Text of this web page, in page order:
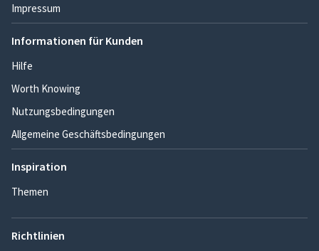
Impressum
Informationen für Kunden
Hilfe
Worth Knowing
Nutzungsbedingungen
Allgemeine Geschäftsbedingungen
Inspiration
Themen
Richtlinien